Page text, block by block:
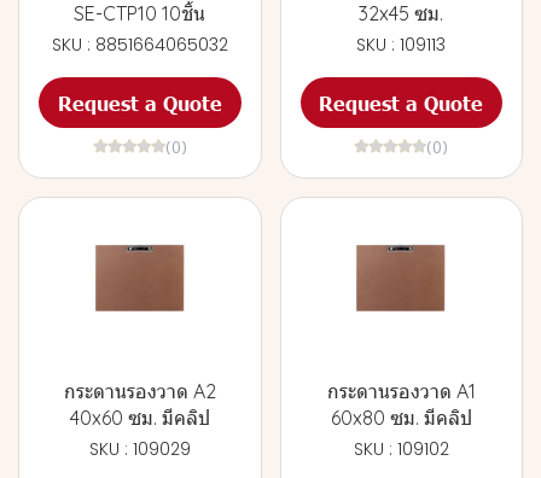
SE-CTP10 10ชิ้น
SKU : 8851664065032
Request a Quote
(0)
32x45 ซม.
SKU : 109113
Request a Quote
(0)
กระดานรองวาด A2
40x60 ซม. มีคลิป
SKU : 109029
กระดานรองวาด A1
60x80 ซม. มีคลิป
SKU : 109102